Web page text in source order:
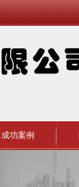
成功案例